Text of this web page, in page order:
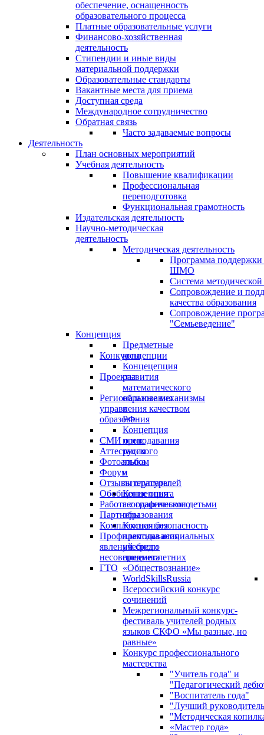
обеспечение, оснащенность
образовательного процесса
Платные образовательные услуги
Финансово-хозяйственная
деятельность
Стипендии и иные виды
материальной поддержки
Образовательные стандарты
Вакантные места для приема
Доступная среда
Международное сотрудничество
Обратная связь
Часто задаваемые вопросы
Деятельность
План основных мероприятий
Учебная деятельность
Повышение квалификации
Профессиональная
переподготовка
Функциональная грамотность
Издательская деятельность
Научно-методическая
деятельность
Методическая деятельность
Программа
ШМО
Система
Сопровождение и
качества образования
Сопровождение
"Семьеведение"
Концепция
Предметные
концепции
Концецепция
развития
математического
образования
в
РФ
Концепция
преподавания
русского
языка
и
литературы
Концепция
географического
образования
Концепция
преподавания
учебного
предмета
«Обществознание»
Конкурсы
WorldSkillsRussia
Всероссийский конкурс
сочинений
Межрегиональный конкурс-
фестиваль учителей родных
языков СКФО «Мы разные, но
равные»
Конкурс профессионального
мастерства
"Учитель года" и
"Педагогический
"Воспитатель года"
"Лучший
"Методическая
«Мастер года»
Проекты
Региональные механизмы
управления качеством
образования
СМИ о нас
Аттестация
Фотоальбом
Форум
Отзывы слушателей
Обобщение опыта
Работа с одаренными детьми
Партнеры
Комплексная безопасность
Профилактика асоциальных
явлений среди
несовершеннолетних
ГТО